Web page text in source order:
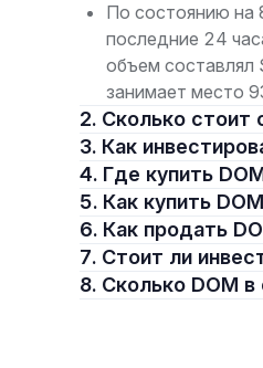
По состоянию на
последние 24
объем составлял
занимает место
2. Сколько
3. Как
4. Где купить
5. Как купить
6. Как продать
7. Стоит ли
8. Сколько DOM